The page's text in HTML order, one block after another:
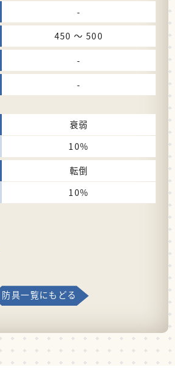
-
450 〜 500
-
-
衰弱
10%
転倒
10%
防具一覧にもどる